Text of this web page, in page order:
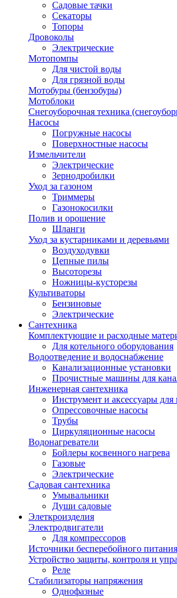
Садовые тачки
Секаторы
Топоры
Дровоколы
Электрические
Мотопомпы
Для чистой воды
Для грязной воды
Мотобуры (бензобуры)
Мотоблоки
Снегоуборочная техника
Насосы
Погружные насосы
Поверхностные насосы
Измельчители
Электрические
Зернодробилки
Уход за газоном
Триммеры
Газонокосилки
Полив и орошение
Шланги
Уход за кустарниками и деревьями
Воздуходувки
Цепные пилы
Высоторезы
Ножницы-кусторезы
Культиваторы
Бензиновые
Электрические
Сантехника
Комплектующие и расходные
Для котельного оборудования
Водоотведение и водоснабжение
Канализационные установки
Прочистные машины для
Инженерная сантехника
Инструмент и аксессуары для
Опрессовочные насосы
Трубы
Циркуляционные насосы
Водонагреватели
Бойлеры косвенного нагрева
Газовые
Электрические
Садовая сантехника
Умывальники
Души садовые
Элеткроизделия
Электродвигатели
Для компрессоров
Источники бесперебойного
Устройство защиты, контроля и
Реле
Стабилизаторы напряжения
Однофазные